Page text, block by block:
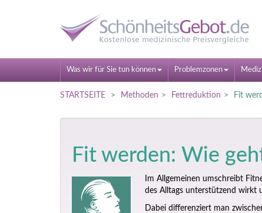
Was wir für Sie tun können Problemzonen
STARTSEITE Methoden Fettreduktion Fit
Fit werden: Wie
Im Allgemeinen umschreibt
des Alltags unterstützend wirkt
Dabei differenziert man